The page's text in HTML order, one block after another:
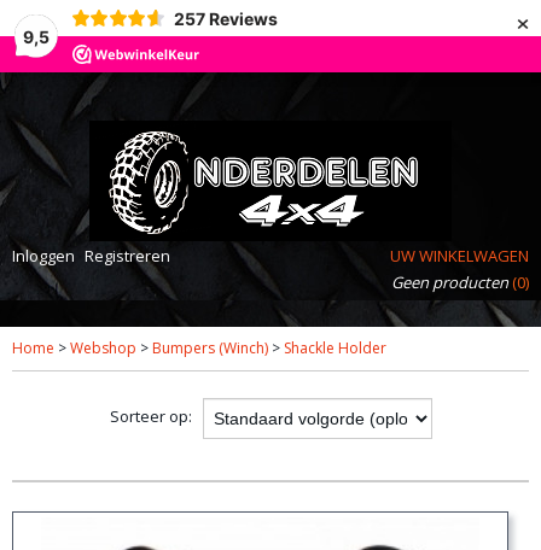
9,5
257 Reviews ×
Inloggen Registreren
UW WINKELWAGEN
Geen producten(0)
Home >Webshop > Bumpers (Winch) > Shackle Holder
Sorteer op: